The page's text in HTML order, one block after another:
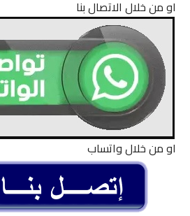
او من خلال الاتصال بنا
او من خلال واتساب